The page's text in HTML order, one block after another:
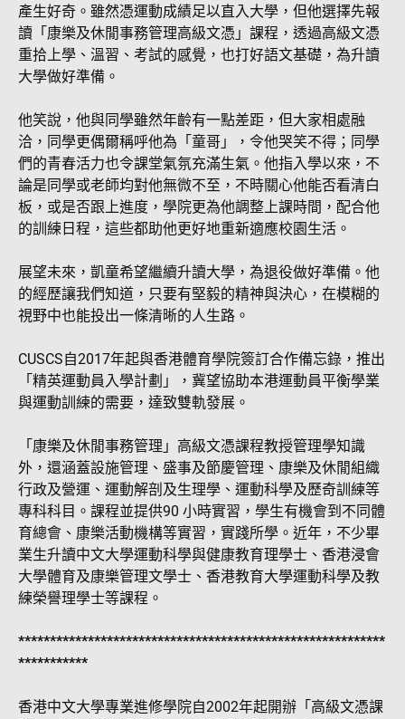
產生好奇。雖然憑運動成績足以直入大學，但他選擇先報
讀「康樂及休閒事務管理高級文憑」課程，透過高級文憑
重拾上學、溫習、考試的感覺，也打好語文基礎，為升讀
大學做好準備。
他笑說，他與同學雖然年齡有一點差距，但大家相處融
洽，同學更偶爾稱呼他為「童哥」，令他哭笑不得；同學
們的青春活力也令課堂氣氛充滿生氣。他指入學以來，不
論是同學或老師均對他無微不至，不時關心他能否看清白
板，或是否跟上進度，學院更為他調整上課時間，配合他
的訓練日程，這些都助他更好地重新適應校園生活。
展望未來，凱童希望繼續升讀大學，為退役做好準備。他
的經歷讓我們知道，只要有堅毅的精神與決心，在模糊的
視野中也能投出一條清晰的人生路。
CUSCS自2017年起與香港體育學院簽訂合作備忘錄，推出
「精英運動員入學計劃」，冀望協助本港運動員平衡學業
與運動訓練的需要，達致雙軌發展。
「康樂及休閒事務管理」高級文憑課程教授管理學知識
外，還涵蓋設施管理、盛事及節慶管理、康樂及休閒組織
行政及營運、運動解剖及生理學、運動科學及歷奇訓練等
專科科目。課程並提供90 小時實習，學生有機會到不同體
育總會、康樂活動機構等實習，實踐所學。近年，不少畢
業生升讀中文大學運動科學與健康教育理學士、香港浸會
大學體育及康樂管理文學士、香港教育大學運動科學及教
練榮譽理學士等課程。
**********************************************************
***********
香港中文大學專業進修學院自2002年起開辦「高級文憑課